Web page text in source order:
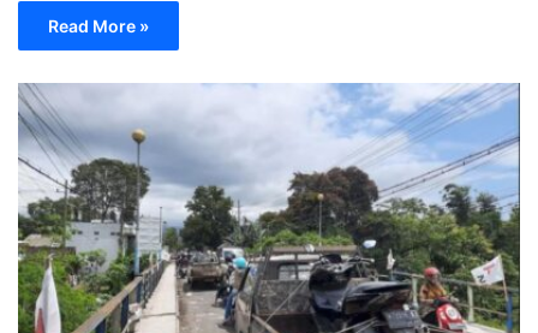
Read More »